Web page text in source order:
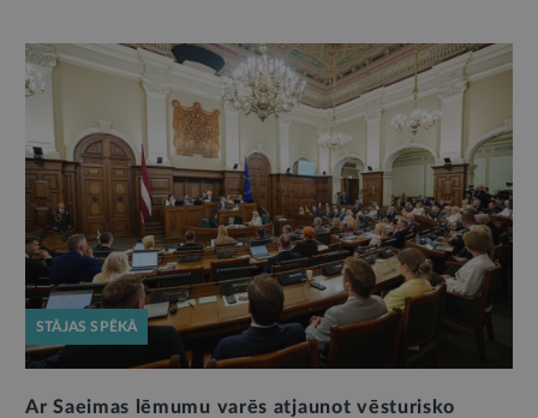
STĀJAS SPĒKĀ
Ar Saeimas lēmumu varēs atjaunot vēsturisko